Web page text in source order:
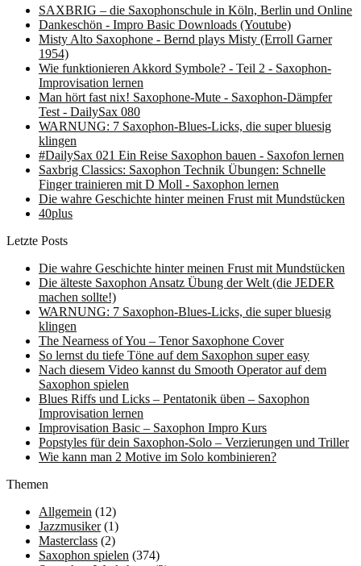
SAXBRIG – die Saxophonschule in Köln, Berlin und Online
Dankeschön - Impro Basic Downloads (Youtube)
Misty Alto Saxophone - Bernd plays Misty (Erroll Garner
1954)
Wie funktionieren Akkord Symbole? - Teil 2 - Saxophon-
Improvisation lernen
Man hört fast nix! Saxophone-Mute - Saxophon-Dämpfer
Test - DailySax 080
WARNUNG: 7 Saxophon-Blues-Licks, die super bluesig
klingen
#DailySax 021 Ein Reise Saxophon bauen - Saxofon lernen
Saxbrig Classics: Saxophon Technik Übungen: Schnelle
Finger trainieren mit D Moll - Saxophon lernen
Die wahre Geschichte hinter meinen Frust mit Mundstücken
40plus
Letzte Posts
Die wahre Geschichte hinter meinen Frust mit Mundstücken
Die älteste Saxophon Ansatz Übung der Welt (die JEDER
machen sollte!)
WARNUNG: 7 Saxophon-Blues-Licks, die super bluesig
klingen
The Nearness of You – Tenor Saxophone Cover
So lernst du tiefe Töne auf dem Saxophon super easy
Nach diesem Video kannst du Smooth Operator auf dem
Saxophon spielen
Blues Riffs und Licks – Pentatonik üben – Saxophon
Improvisation lernen
Improvisation Basic – Saxophon Impro Kurs
Popstyles für dein Saxophon-Solo – Verzierungen und Triller
Wie kann man 2 Motive im Solo kombinieren?
Themen
Allgemein (12)
Jazzmusiker(1)
Masterclass (2)
Saxophon spielen (374)